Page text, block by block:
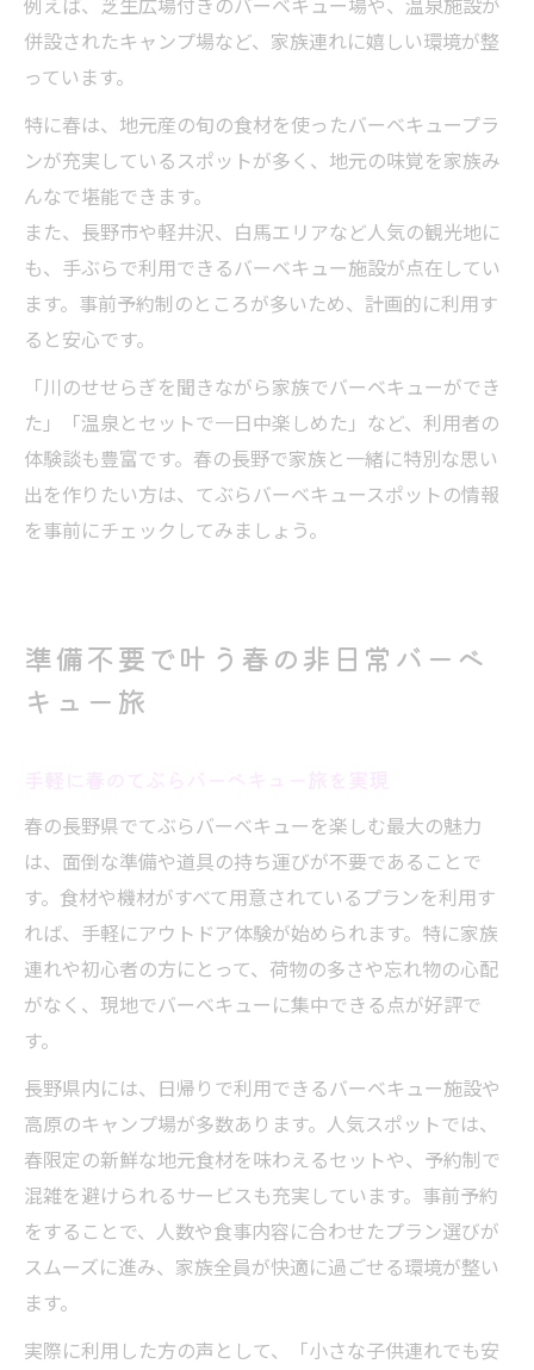
併設されたキャンプ場など、家族連れに嬉しい環境が整
っています。
特に春は、地元産の旬の食材を使ったバーベキュープラ
ンが充実しているスポットが多く、地元の味覚を家族み
んなで堪能できます。
また、長野市や軽井沢、白馬エリアなど人気の観光地に
も、手ぶらで利用できるバーベキュー施設が点在してい
ます。事前予約制のところが多いため、計画的に利用す
ると安心です。
「川のせせらぎを聞きながら家族でバーベキューができ
た」「温泉とセットで一日中楽しめた」など、利用者の
体験談も豊富です。春の長野で家族と一緒に特別な思い
出を作りたい方は、てぶらバーベキュースポットの情報
を事前にチェックしてみましょう。
準備不要で叶う春の非日常バーベ
キュー旅
春の長野県でてぶらバーベキューを楽しむ最大の魅力
は、面倒な準備や道具の持ち運びが不要であることで
す。食材や機材がすべて用意されているプランを利用す
れば、手軽にアウトドア体験が始められます。特に家族
連れや初心者の方にとって、荷物の多さや忘れ物の心配
がなく、現地でバーベキューに集中できる点が好評で
す。
長野県内には、日帰りで利用できるバーベキュー施設や
高原のキャンプ場が多数あります。人気スポットでは、
春限定の新鮮な地元食材を味わえるセットや、予約制で
混雑を避けられるサービスも充実しています。事前予約
をすることで、人数や食事内容に合わせたプラン選びが
スムーズに進み、家族全員が快適に過ごせる環境が整い
ます。
実際に利用した方の声として、「小さな子供連れでも安